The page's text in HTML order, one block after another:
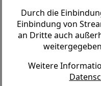
Durch die
Einbindung von
an Dritte auch
Weitere
Schließtage
bis Januar 2026
Schließtage Hort